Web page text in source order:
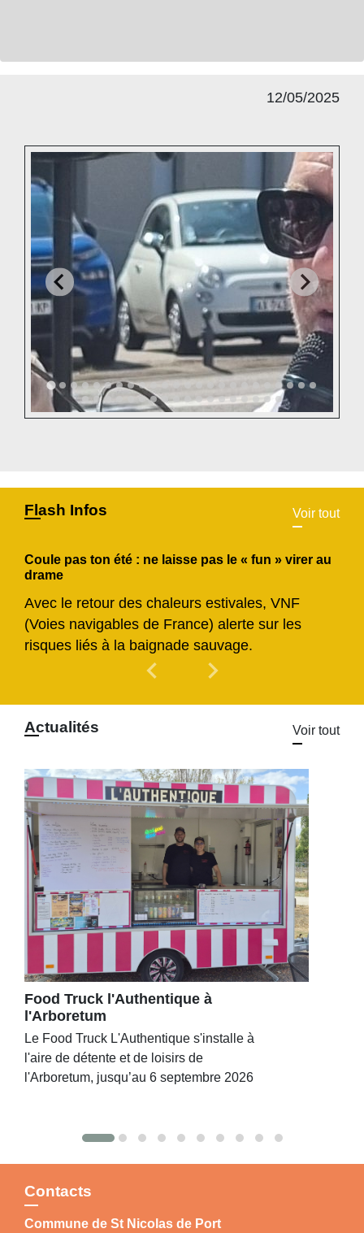
12/05/2025
Flash Infos Voir tout
Coule pas ton été : ne laisse pas le « fun » virer au
drame
Avec le retour des chaleurs estivales, VNF
(Voies navigables de France) alerte sur les
risques liés à la baignade sauvage.
chevron_left Previous
chevron_right
Actualités Voir tout
Food Truck l'Authentique à
l'Arboretum
Le Food Truck L'Authentique s'installe à
l'aire de détente et de loisirs de
l'Arboretum, jusqu’au 6 septembre 2026
Contacts
Commune de St Nicolas de Port